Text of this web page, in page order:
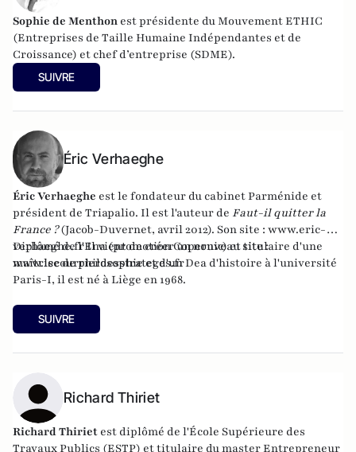
Sophie de Menthon est présidente du Mouvement ETHIC
(Entreprises de Taille Humaine Indépendantes et de
Croissance) et chef d’entreprise (SDME).
SUIVRE
Éric Verhaeghe
Éric Verhaeghe est le fondateur du cabinet Parménide et
président de Triapalio. Il est l'auteur de Faut-il quitter la
France ?(Jacob-Duvernet, avril 2012). Son site : www.eric-
verhaeghe.frIl vient de créer un nouveau site :
www.lecourrierdesstrateges.fr
Diplômé de l'Ena (promotion Copernic) et titulaire d'une
maîtrise de philosophie et d'un Dea d'histoire à l'université
Paris-I, il est né à Liège en 1968.
SUIVRE
Richard Thiriet
Richard Thiriet est diplômé de l'École Supérieure des
Travaux Publics (ESTP) et titulaire du master Entrepreneur